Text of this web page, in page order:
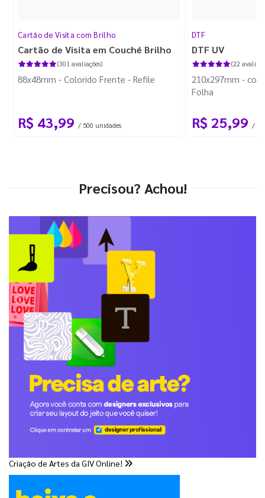
Cartão de Visita com Brilho
Cartão de Visita em Couché Brilho
(301 avaliações)
88x48mm - Colorido Frente - Refile
R$ 43,99 / 500 unidades
DTF
DTF UV
(22
210x297mm -
Folha
R$ 25,99 / 1
Precisou? Achou!
Criação de Artes da GIV Online!